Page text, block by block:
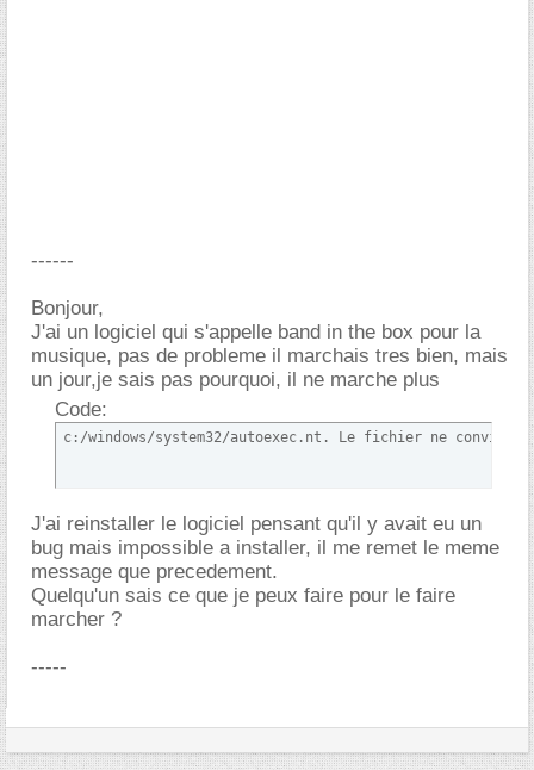
------
Bonjour,
J'ai un logiciel qui s'appelle band in the box pour la
musique, pas de probleme il marchais tres bien, mais
un jour,je sais pas pourquoi, il ne marche plus
Code:
c:/windows/system32/autoexec.nt. Le fichier ne
J'ai reinstaller le logiciel pensant qu'il y avait eu un
bug mais impossible a installer, il me remet le meme
message que precedement.
Quelqu'un sais ce que je peux faire pour le faire
marcher ?
-----